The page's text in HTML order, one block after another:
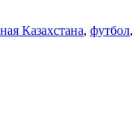
Казахстана, футбол,